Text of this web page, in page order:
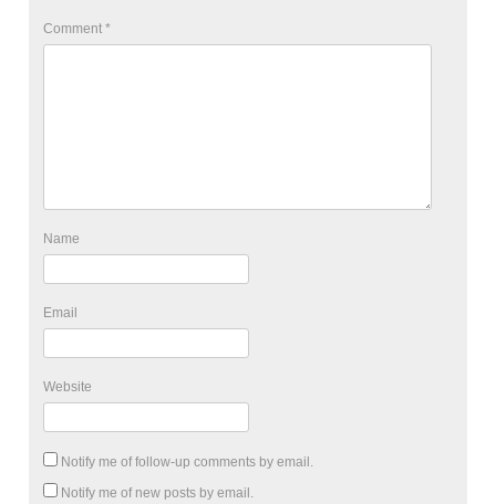
Comment *
Name
Email
Website
Notify me of follow-up comments by email.
Notify me of new posts by email.